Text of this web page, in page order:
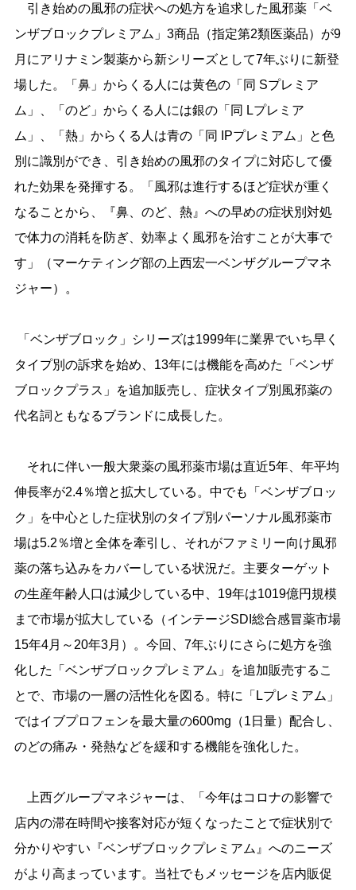
引き始めの風邪の症状への処方を追求した風邪薬「ベ
ンザブロックプレミアム」3商品（指定第2類医薬品）が9
月にアリナミン製薬から新シリーズとして7年ぶりに新登
場した。「鼻」からくる人には黄色の「同 Sプレミア
ム」、「のど」からくる人には銀の「同 Lプレミア
ム」、「熱」からくる人は青の「同 IPプレミアム」と色
別に識別ができ、引き始めの風邪のタイプに対応して優
れた効果を発揮する。「風邪は進行するほど症状が重く
なることから、『鼻、のど、熱』への早めの症状別対処
で体力の消耗を防ぎ、効率よく風邪を治すことが大事で
す」（マーケティング部の上西宏一ベンザグループマネ
ジャー）。
「ベンザブロック」シリーズは1999年に業界でいち早く
タイプ別の訴求を始め、13年には機能を高めた「ベンザ
ブロックプラス」を追加販売し、症状タイプ別風邪薬の
代名詞ともなるブランドに成長した。
それに伴い一般大衆薬の風邪薬市場は直近5年、年平均
伸長率が2.4％増と拡大している。中でも「ベンザブロッ
ク」を中心とした症状別のタイプ別パーソナル風邪薬市
場は5.2％増と全体を牽引し、それがファミリー向け風邪
薬の落ち込みをカバーしている状況だ。主要ターゲット
の生産年齢人口は減少している中、19年は1019億円規模
まで市場が拡大している（インテージSDI総合感冒薬市場
15年4月～20年3月）。今回、7年ぶりにさらに処方を強
化した「ベンザブロックプレミアム」を追加販売するこ
とで、市場の一層の活性化を図る。特に「Lプレミアム」
ではイブプロフェンを最大量の600mg（1日量）配合し、
のどの痛み・発熱などを緩和する機能を強化した。
上西グループマネジャーは、「今年はコロナの影響で
店内の滞在時間や接客対応が短くなったことで症状別で
分かりやすい『ベンザブロックプレミアム』へのニーズ
がより高まっています。当社でもメッセージを店内販促